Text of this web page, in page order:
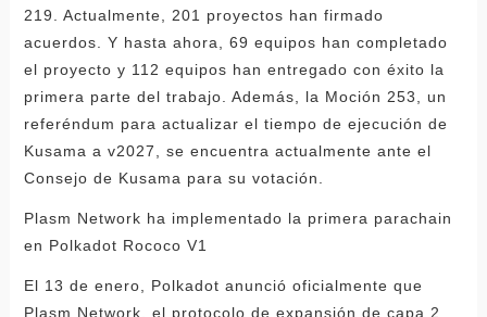
219. Actualmente, 201 proyectos han firmado
acuerdos. Y hasta ahora, 69 equipos han completado
el proyecto y 112 equipos han entregado con éxito la
primera parte del trabajo. Además, la Moción 253, un
referéndum para actualizar el tiempo de ejecución de
Kusama a v2027, se encuentra actualmente ante el
Consejo de Kusama para su votación.
Plasm Network ha implementado la primera parachain
en Polkadot Rococo V1
El 13 de enero, Polkadot anunció oficialmente que
Plasm Network, el protocolo de expansión de capa 2